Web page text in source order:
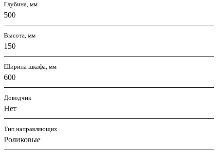
Глубина, мм
500
Высота, мм
150
Ширина шкафа, мм
600
Доводчик
Нет
Тип направляющих
Роликовые